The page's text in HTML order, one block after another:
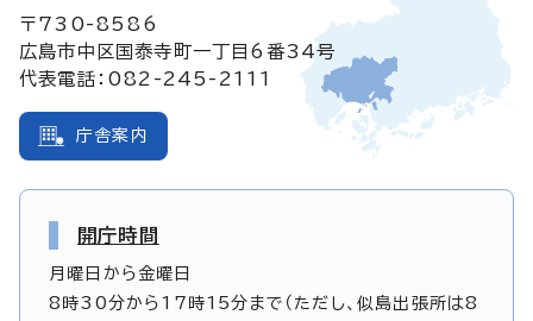
〒730-8586
広島市中区国泰寺町一丁目6番34号
代表電話：082-245-2111
庁舎案内
開庁時間
月曜日から金曜日
8時30分から17時15分まで（ただし、似島出張所は8